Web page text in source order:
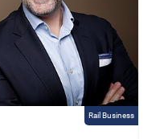
Rail Business